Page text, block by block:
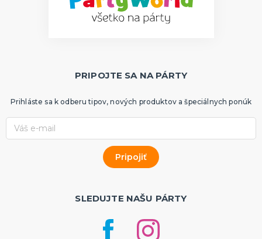
PRIPOJTE SA NA PÁRTY
Prihláste sa k odberu tipov, nových produktov a špeciálnych ponúk
SLEDUJTE NAŠU PÁRTY